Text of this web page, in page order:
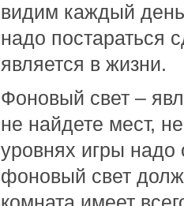
видим каждый
надо постараться
является в жизни.
Фоновый свет –
не найдете мест,
уровнях игры надо
фоновый свет